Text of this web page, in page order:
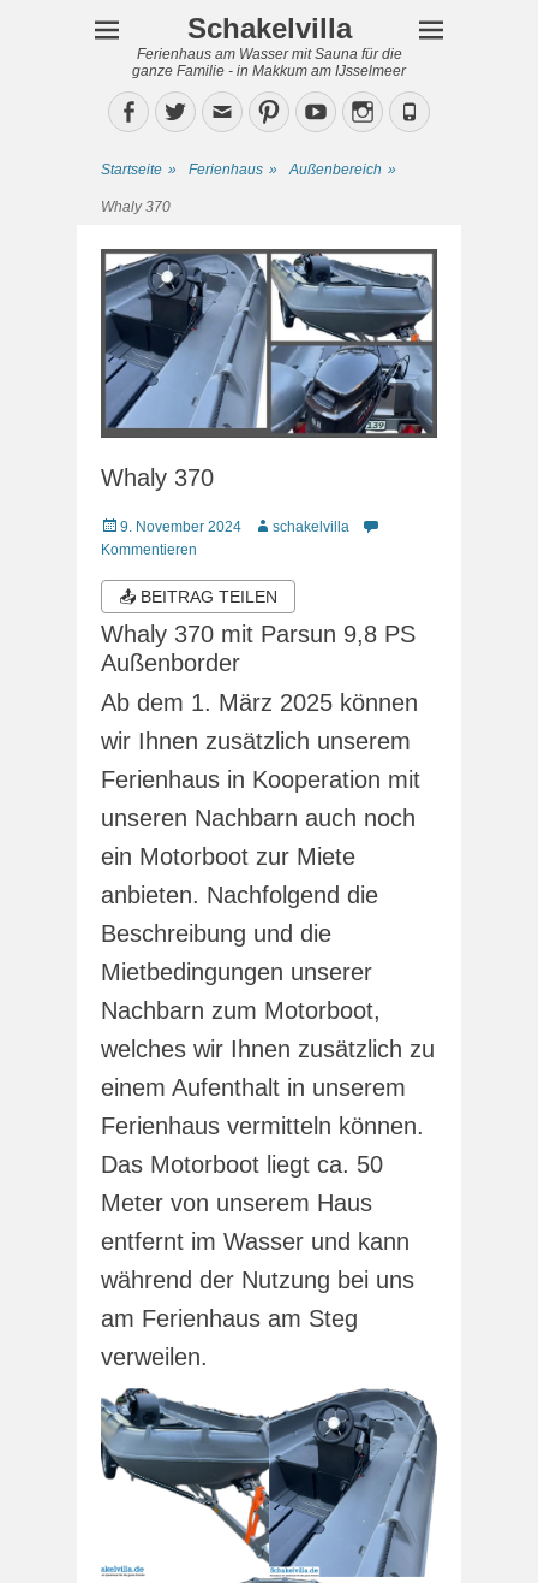
Schakelvilla
Ferienhaus am Wasser mit Sauna für die
ganze Familie - in Makkum am IJsselmeer
Facebook
TwitterEmailPinterestYouTubeInstagram
Phone
Startseite » Ferienhaus » Außenbereich »
Whaly 370
Whaly 370
Veröffentlicht
am
9. November 2024 Autorschakelvilla
Kommentieren
📤 BEITRAG TEILEN
Whaly 370 mit Parsun 9,8 PS
Außenborder
Ab dem 1. März 2025 können
wir Ihnen zusätzlich unserem
Ferienhaus in Kooperation mit
unseren Nachbarn auch noch
ein Motorboot zur Miete
anbieten. Nachfolgend die
Beschreibung und die
Mietbedingungen unserer
Nachbarn zum Motorboot,
welches wir Ihnen zusätzlich zu
einem Aufenthalt in unserem
Ferienhaus vermitteln können.
Das Motorboot liegt ca. 50
Meter von unserem Haus
entfernt im Wasser und kann
während der Nutzung bei uns
am Ferienhaus am Steg
verweilen.